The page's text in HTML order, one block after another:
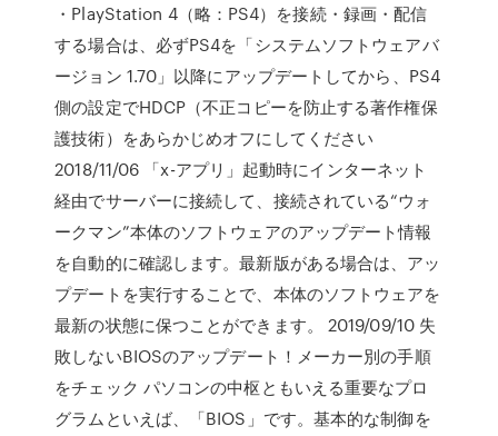
・PlayStation 4（略：PS4）を接続・録画・配信
する場合は、必ずPS4を「システムソフトウェアバ
ージョン 1.70」以降にアップデートしてから、PS4
側の設定でHDCP（不正コピーを防止する著作権保
護技術）をあらかじめオフにしてください
2018/11/06 「x-アプリ」起動時にインターネット
経由でサーバーに接続して、接続されている“ウォ
ークマン”本体のソフトウェアのアップデート情報
を自動的に確認します。最新版がある場合は、アッ
プデートを実行することで、本体のソフトウェアを
最新の状態に保つことができます。 2019/09/10 失
敗しないBIOSのアップデート！メーカー別の手順
をチェック パソコンの中枢ともいえる重要なプロ
グラムといえば、「BIOS」です。基本的な制御を